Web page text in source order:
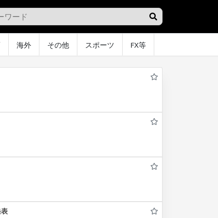
海外 その他 スポーツ FX等